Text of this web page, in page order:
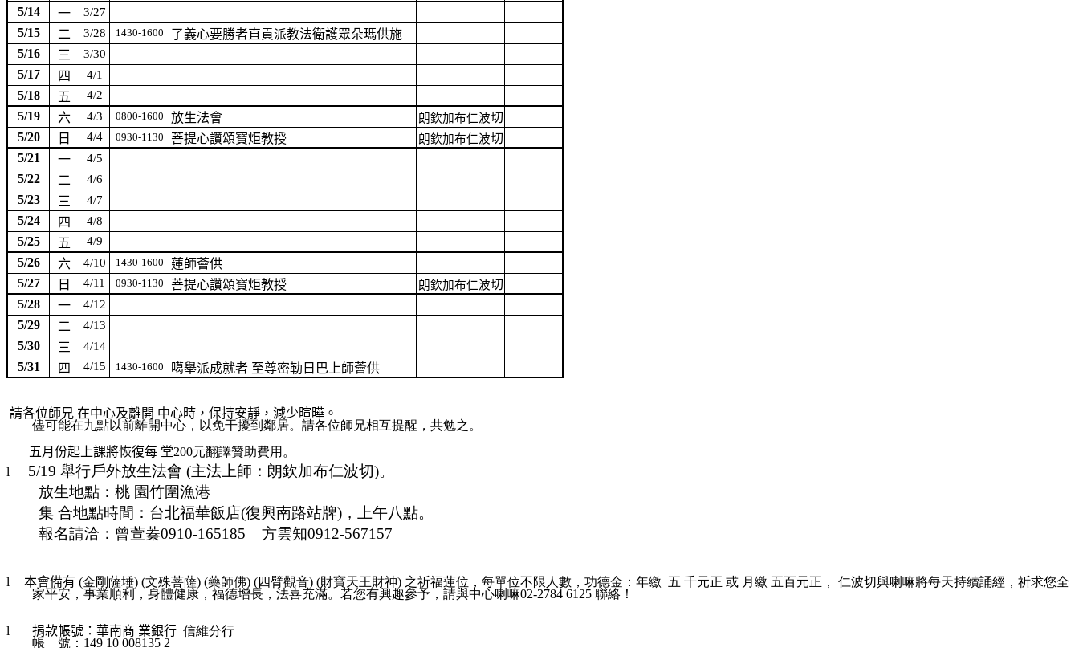
5/14 一 3/27
5/15 二 3/28 1430-1600
了義心要勝者直貢派教法衛護眾朵瑪供施
5/16
三 3/30
5/17 四 4/1
5/18 五 4/2
5/19 六 4/3 0800-1600 放生法會 朗欽加布仁波切
5/20
日 4/4 0930-1130 菩提心讚頌寶炬教授 朗欽加布仁波切
5/21
一 4/5
5/22 二 4/6
5/23 三 4/7
5/24 四 4/8
5/25 五 4/9
5/26 六 4/10 1430-1600
蓮師薈供
5/27
日 4/11 0930-1130 菩提心讚頌寶炬教授 朗欽加布仁波切
5/28
一 4/12
5/29 二 4/13
5/30 三 4/14
5/31 四 4/15 1430-1600 噶舉派成就者 至尊密勒日巴上師薈供
請各位師兄 在中心及離開 中心時，保持安靜，減少暄曄。
儘可能在九點以前離開中心，以免干擾到鄰居。請各位師兄相互提醒，共勉之。
五月份起上課將恢復每 堂200元翻譯贊助費用。
l
5/19 舉行戶外放生法會 (主法上師：朗欽加布仁波切)。
放生地點：桃 園竹圍漁港
集 合地點時間：台北福華飯店(復興南路站牌)，上午八點。
報名請洽：曾萱蓁0910-165185
方雲知0912-567157
l 本會備有 (金剛薩埵) (文殊菩薩) (藥師佛) (四臂觀音) (財寶天王財神) 之祈福蓮位，每單位不限人數，功德金：年繳 五 千元正 或 月繳 五百元正， 仁波切與喇嘛將每天持續誦經，祈求您全
家平安，事業順利，身體健康，福德增長，法喜充滿。若您有興趣參予，請與中心喇嘛02-2784 6125 聯絡！
l 捐款帳號：華南商 業銀行 信維分行
帳
號：149 10 008135 2